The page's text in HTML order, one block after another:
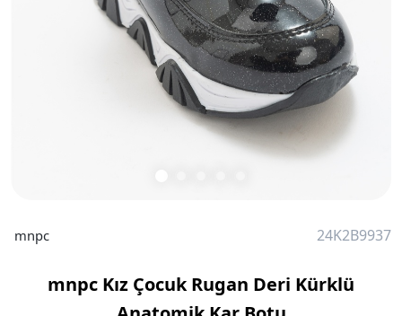
mnpc 24K2B9937
mnpc Kız Çocuk Rugan Deri Kürklü